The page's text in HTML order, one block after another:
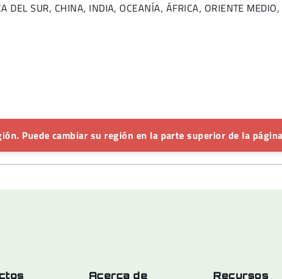
SUR, CHINA, INDIA, OCEANÍA, ÁFRICA, ORIENTE MEDIO,
Puede cambiar su región en la parte superior de la
Acerca de Recursos